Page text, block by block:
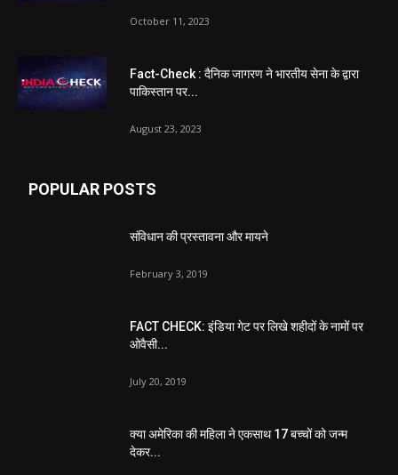
October 11, 2023
Fact-Check : दैनिक जागरण ने भारतीय सेना के द्वारा
पाकिस्तान पर...
August 23, 2023
POPULAR POSTS
संविधान की प्रस्तावना और मायने
February 3, 2019
FACT CHECK: इंडिया गेट पर लिखे शहीदों के नामों पर
ओवैसी...
July 20, 2019
क्या अमेरिका की महिला ने एकसाथ 17 बच्चों को जन्म
देकर...